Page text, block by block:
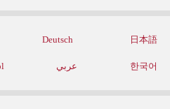
Deutsch 日本語
عربي 한국어